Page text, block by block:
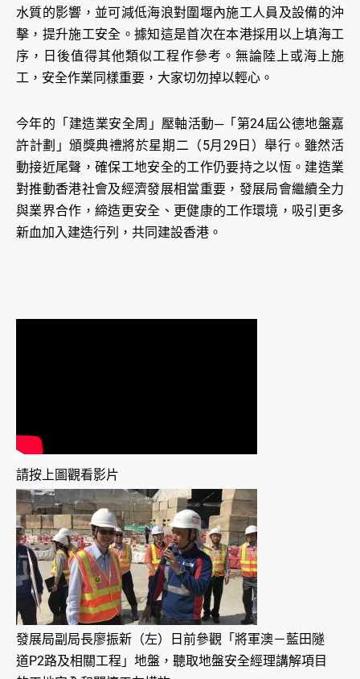
水質的影響，並可減低海浪對圍堰內施工人員及設備的沖
擊，提升施工安全。據知這是首次在本港採用以上填海工
序，日後值得其他類似工程作參考。無論陸上或海上施
工，安全作業同樣重要，大家切勿掉以輕心。
今年的「建造業安全周」壓軸活動─「第24屆公德地盤嘉
許計劃」頒獎典禮將於星期二（5月29日）舉行。雖然活
動接近尾聲，確保工地安全的工作仍要持之以恆。建造業
對推動香港社會及經濟發展相當重要，發展局會繼續全力
與業界合作，締造更安全、更健康的工作環境，吸引更多
新血加入建造行列，共同建設香港。
請按上圖觀看影片
發展局副局長廖振新（左）日前參觀「將軍澳－藍田隧
道P2路及相關工程」地盤，聽取地盤安全經理講解項目